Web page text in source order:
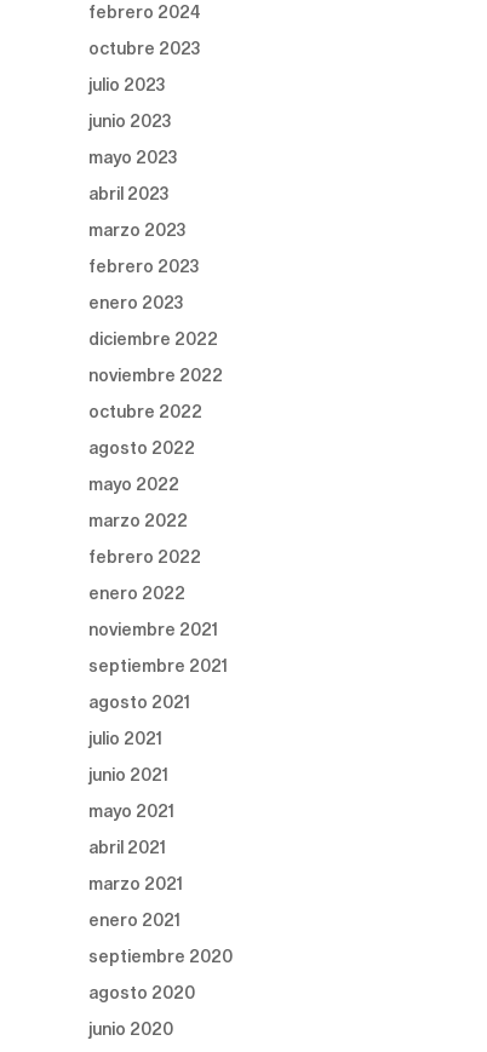
febrero 2024
octubre 2023
julio 2023
junio 2023
mayo 2023
abril 2023
marzo 2023
febrero 2023
enero 2023
diciembre 2022
noviembre 2022
octubre 2022
agosto 2022
mayo 2022
marzo 2022
febrero 2022
enero 2022
noviembre 2021
septiembre 2021
agosto 2021
julio 2021
junio 2021
mayo 2021
abril 2021
marzo 2021
enero 2021
septiembre 2020
agosto 2020
junio 2020